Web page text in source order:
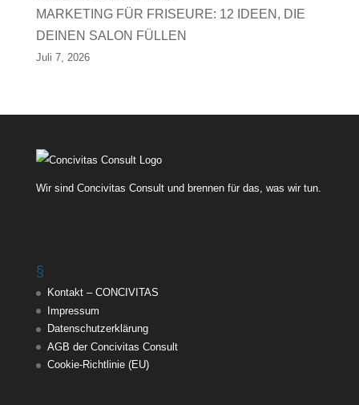
MARKETING FÜR FRISEURE: 12 IDEEN, DIE
DEINEN SALON FÜLLEN
Juli 7, 2026
Wir sind Concivitas Consult und brennen für das, was wir tun.
§
Kontakt – CONCIVITAS
Impressum
Datenschutzerklärung
AGB der Concivitas Consult
Cookie-Richtlinie (EU)